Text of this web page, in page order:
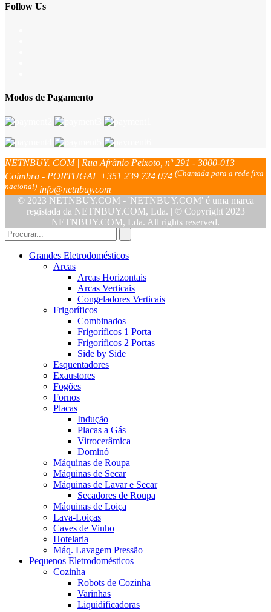
Follow Us
Modos de Pagamento
NETNBUY. COM | Rua Afrânio Peixoto, nº 291 - 3000-013
Coimbra - PORTUGAL +351 239 724 074 (Chamada para a rede fixa
nacional) info@netnbuy.com
© 2023 NETNBUY.COM - 'NETNBUY.COM' é uma marca
registada da NETNBUY.COM, Lda. | © Copyright 2023
NETNBUY.COM, Lda. All rights reserved.
Grandes Eletrodomésticos
Arcas
Arcas Horizontais
Arcas Verticais
Congeladores Verticais
Frigoríficos
Combinados
Frigoríficos 1 Porta
Frigoríficos 2 Portas
Side by Side
Esquentadores
Exaustores
Fogões
Fornos
Placas
Indução
Placas a Gás
Vitrocerâmica
Dominó
Máquinas de Roupa
Máquinas de Secar
Máquinas de Lavar e Secar
Secadores de Roupa
Máquinas de Loiça
Lava-Loiças
Caves de Vinho
Hotelaria
Máq. Lavagem Pressão
Pequenos Eletrodomésticos
Cozinha
Robots de Cozinha
Varinhas
Liquidificadoras